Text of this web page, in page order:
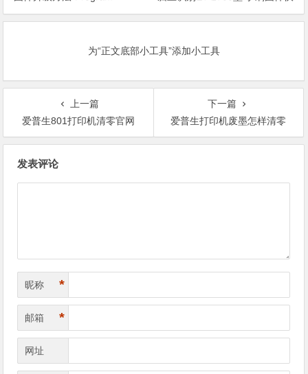
Loading或者卡LOGO
速解决问题
为“正文底部小工具”添加小工具
上一篇
爱普生801打印机清零官网
下一篇
爱普生打印机废墨怎样清零
发表评论
昵称 *
邮箱 *
网址